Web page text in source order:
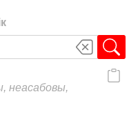
неасабовы,